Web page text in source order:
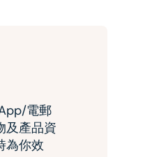
電郵
及產品資
為你效